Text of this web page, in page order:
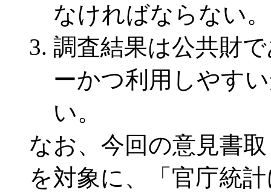
なければならない。
調査結果は公共財
ーかつ利用しやす
い。
なお、今回の意見書
を対象に、「官庁統